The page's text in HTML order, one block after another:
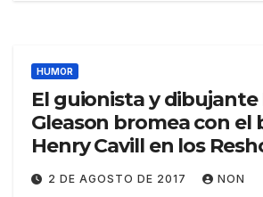
HUMOR
El guionista y
Gleason bromea con el
Henry Cavill en los
«Justice League»
2 DE AGOSTO DE 2017 NON